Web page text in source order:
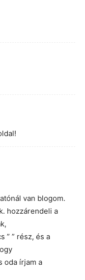
van blogom.
hozzárendeli a
” ” rész, és a
oda írjam a